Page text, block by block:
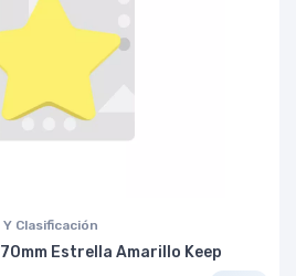
Clasificación
Estrella Amarillo Keep